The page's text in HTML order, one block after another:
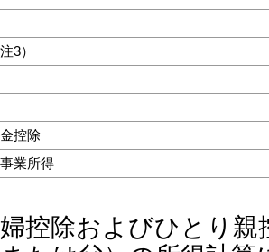
3）
控除
業所得
控除およびひとり